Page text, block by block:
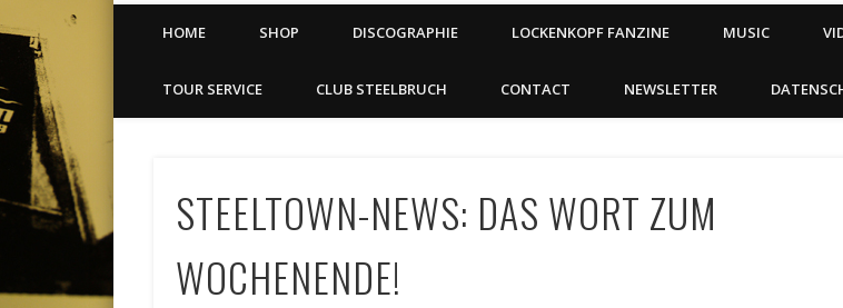
HOME SHOP DISCOGRAPHIE LOCKENKOPF FANZINE MUSIC
TOUR SERVICE CLUB STEELBRUCH CONTACT NEWSLETTER
STEELTOWN-NEWS: DAS WORT ZUM
WOCHENENDE!